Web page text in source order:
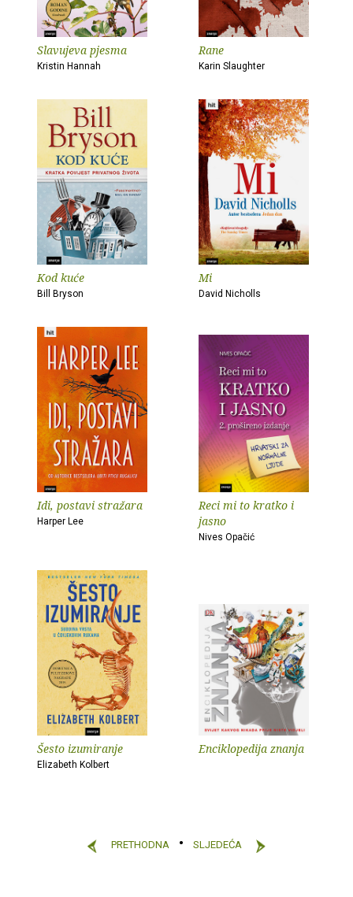
Slavujeva pjesma
Kristin Hannah
Rane
Karin Slaughter
Kod kuće
Bill Bryson
Mi
David Nicholls
Idi, postavi stražara
Harper Lee
Reci mi to kratko i
jasno
Nives Opačić
Šesto izumiranje
Elizabeth Kolbert
Enciklopedija znanja
PRETHODNA SLJEDEĆA